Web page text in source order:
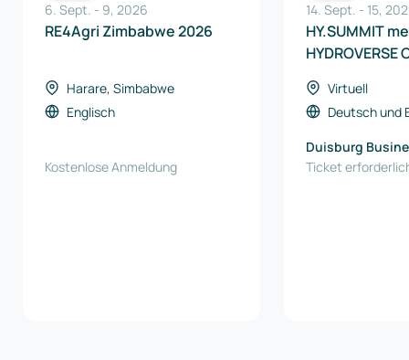
6. Sept. - 9, 2026
RE4Agri Zimbabwe 2026
Harare, Simbabwe
Englisch
Kostenlose Anmeldung
14. Sept. - 15,
HY.SUMMIT
HYDROVERSE
Virtuell
Deutschund
Duisburg
Innovation
Ticket